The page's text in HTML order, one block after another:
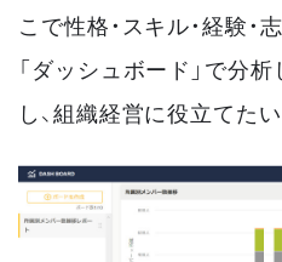
こで性格・スキル・経験
「ダッシュボード」で分
し、組織経営に役立てた